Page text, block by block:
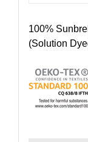
100%
(Solution